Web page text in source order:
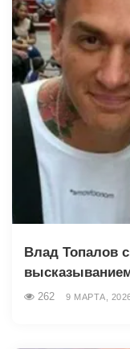
Влад Топалов
262 9 МАРТА,